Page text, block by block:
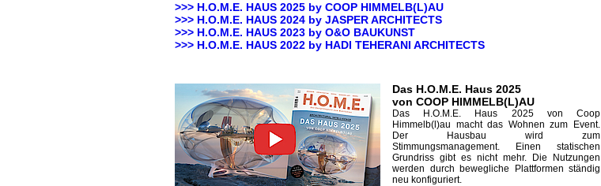
>>> H.O.M.E. HAUS 2025 by COOP HIMMELB(L)AU
>>> H.O.M.E. HAUS 2024 by JASPER ARCHITECTS
>>> H.O.M.E. HAUS 2023 by O&O BAUKUNST
>>> H.O.M.E. HAUS 2022 by HADI TEHERANI ARCHITECTS
Das H.O.M.E. Haus 2025
von COOP HIMMELB(L)AU
Das H.O.M.E. Haus 2025 von Coop
Himmelb(l)au macht das Wohnen zum Event.
Der Hausbau wird zum
Stimmungsmanagement. Einen statischen
Grundriss gibt es nicht mehr. Die Nutzungen
werden durch bewegliche Plattformen ständig
neu konfiguriert.